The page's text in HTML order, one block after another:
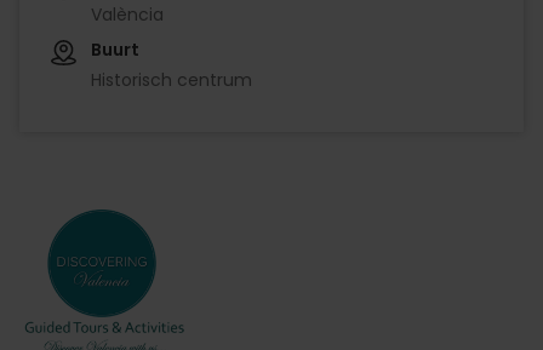
València
Buurt
Historisch centrum
Imagen